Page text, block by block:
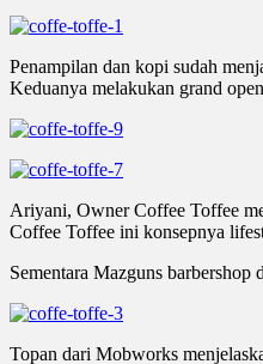
Penampilan dan kopi sudah
Keduanya melakukan grand
Ariyani, Owner Coffee Toffee
Coffee Toffee ini konsepnya
Sementara Mazguns
Topan dari Mobworks